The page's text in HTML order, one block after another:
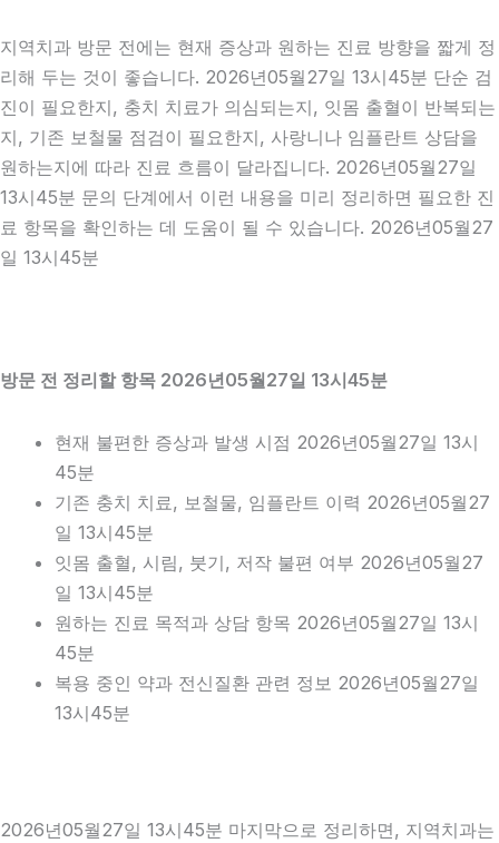
지역치과 방문 전에는 현재 증상과 원하는 진료 방향을 짧게 정
리해 두는 것이 좋습니다. 2026년05월27일 13시45분 단순 검
진이 필요한지, 충치 치료가 의심되는지, 잇몸 출혈이 반복되는
지, 기존 보철물 점검이 필요한지, 사랑니나 임플란트 상담을
원하는지에 따라 진료 흐름이 달라집니다. 2026년05월27일
13시45분 문의 단계에서 이런 내용을 미리 정리하면 필요한 진
료 항목을 확인하는 데 도움이 될 수 있습니다. 2026년05월27
일 13시45분
방문 전 정리할 항목 2026년05월27일 13시45분
현재 불편한 증상과 발생 시점 2026년05월27일 13시
45분
기존 충치 치료, 보철물, 임플란트 이력 2026년05월27
일 13시45분
잇몸 출혈, 시림, 붓기, 저작 불편 여부 2026년05월27
일 13시45분
원하는 진료 목적과 상담 항목 2026년05월27일 13시
45분
복용 중인 약과 전신질환 관련 정보 2026년05월27일
13시45분
2026년05월27일 13시45분 마지막으로 정리하면, 지역치과는